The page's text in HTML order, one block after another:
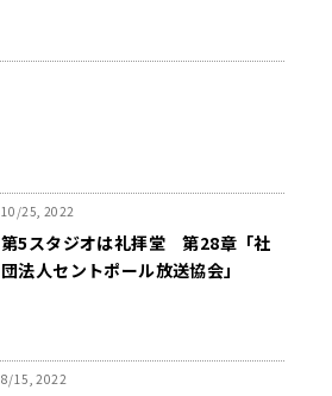
10/25, 2022
第5スタジオは礼拝堂 第28章「社
団法人セントポール放送協会」
8/15, 2022